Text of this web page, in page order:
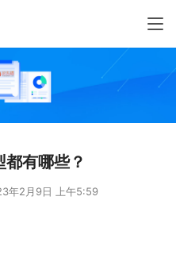
有哪些？
年2月9日 上午5:59